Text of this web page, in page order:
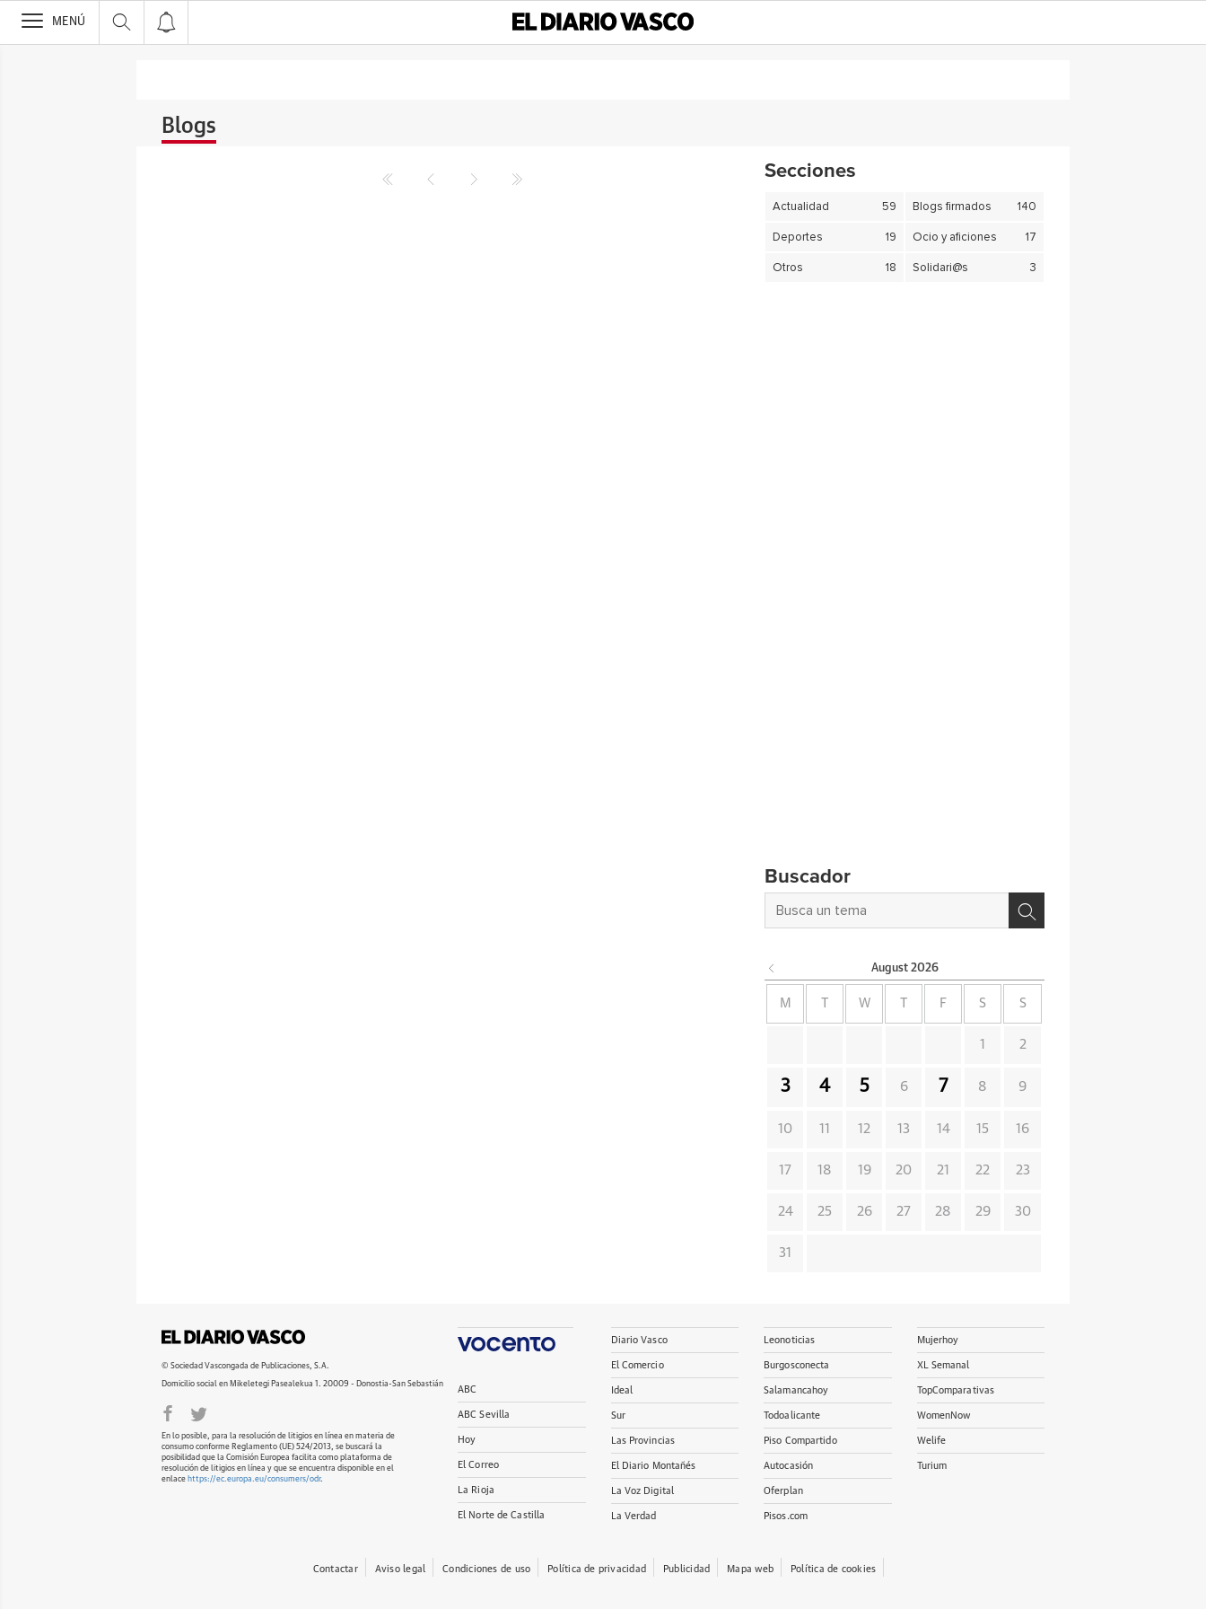
>
MENÚ
Blogs
Secciones
Actualidad 59 Blogs firmados 140
Deportes 19 Ocio y aficiones 17
Otros 18 Solidari@s 3
Buscador
August 2026
M W F S S
1 2
3 4 5 6 7 8 9
10 11 12 13 14 15 16
17 18 19 20 21 22 23
24 25 26 27 28 29 30
31
© Sociedad Vascongada de Publicaciones, S.A.
Domicilio social en Mikeletegi Pasealekua 1. 20009 - Donostia-San Sebastián
En lo posible, para la resolución de litigios en línea en materia de
consumo conforme Reglamento (UE) 524/2013, se buscará la
posibilidad que la Comisión Europea facilita como plataforma de
resolución de litigios en línea y que se encuentra disponible en el
enlace https://ec.europa.eu/consumers/odr.
ABC
ABC Sevilla
Hoy
El Correo
La Rioja
El Norte de Castilla
Diario Vasco
El Comercio
Ideal
Sur
Las Provincias
El Diario Montañés
La Voz Digital
La Verdad
Leonoticias
Burgosconecta
Salamancahoy
Todoalicante
Piso Compartido
Autocasión
Oferplan
Pisos.com
Mujerhoy
XL Semanal
TopComparativas
WomenNow
Welife
Turium
Contactar Aviso legal Condiciones de uso Política de privacidad Publicidad Mapa web Política de cookies